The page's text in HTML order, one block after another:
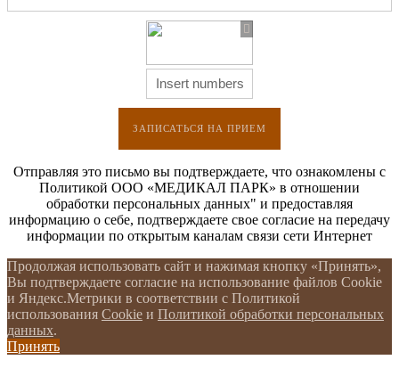
ЗАПИСАТЬСЯ НА ПРИЕМ
Отправляя это письмо вы подтверждаете, что ознакомлены с
Политикой ООО «МЕДИКАЛ ПАРК» в отношении
обработки персональных данных" и предоставляя
информацию о себе, подтверждаете свое согласие на передачу
информации по открытым каналам связи сети Интернет
Продолжая использовать сайт и нажимая кнопку «Принять»,
Вы подтверждаете согласие на использование файлов Cookie
и Яндекс.Метрики в соответствии с Политикой
использования Cookie и Политикой обработки персональных
данных.
Принять